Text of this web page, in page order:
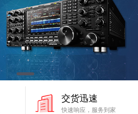
交货迅速
快速响应，服务到家